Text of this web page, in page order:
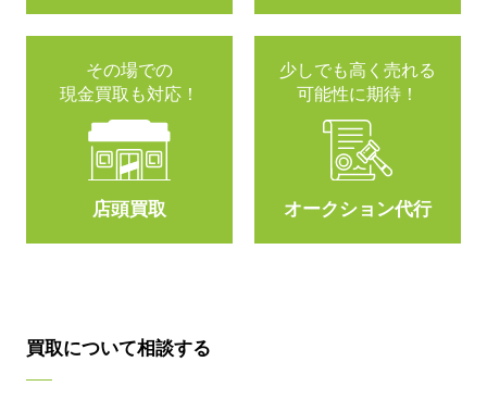
その場での
現金買取も対応！
店頭買取
少しでも高く売れる
可能性に期待！
オークション代行
買取について相談する